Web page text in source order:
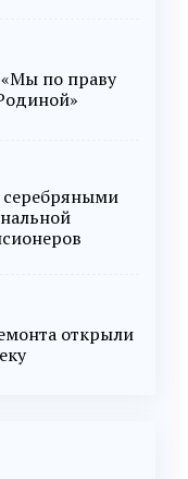
по праву
серебряными
открыли